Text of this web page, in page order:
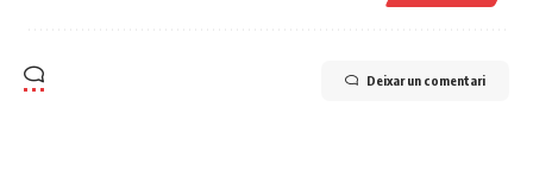
Deixar un comentari